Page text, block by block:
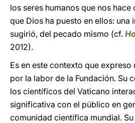
los seres humanos que nos hace
que Dios ha puesto en ellos: una
sugirió, del pecado mismo (cf.
2012).
Es en este contexto que
por la labor de la Fundación. Su
los científicos del Vaticano
significativa con el público en
comunidad científica mundial.